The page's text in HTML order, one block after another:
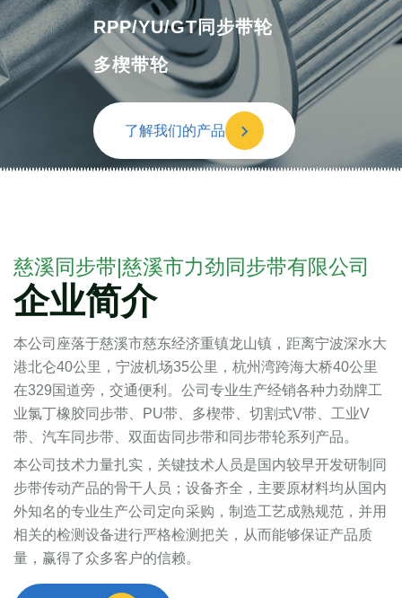
RPP/YU/GT同步带轮
多楔带轮
慈溪同步带|慈溪市力劲同步带有限公司
企业简介
本公司座落于慈溪市慈东经济重镇龙山镇，距离宁波深水大
港北仑40公里，宁波机场35公里，杭州湾跨海大桥40公里
在329国道旁，交通便利。公司专业生产经销各种力劲牌工
业氯丁橡胶同步带、PU带、多楔带、切割式V带、工业V
带、汽车同步带、双面齿同步带和同步带轮系列产品。
本公司技术力量扎实，关键技术人员是国内较早开发研制同
步带传动产品的骨干人员；设备齐全，主要原材料均从国内
外知名的专业生产公司定向采购，制造工艺成熟规范，并用
相关的检测设备进行严格检测把关，从而能够保证产品质
量，赢得了众多客户的信赖。